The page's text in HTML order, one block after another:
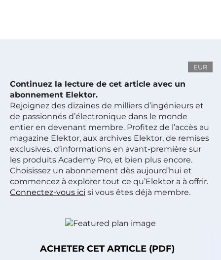
EUR
Continuez la lecture de cet article avec un
abonnement Elektor.
Rejoignez des dizaines de milliers d’ingénieurs et
de passionnés d’électronique dans le monde
entier en devenant membre. Profitez de l’accès au
magazine Elektor, aux archives Elektor, de remises
exclusives, d’informations en avant-première sur
les produits Academy Pro, et bien plus encore.
Choisissez un abonnement dès aujourd’hui et
commencez à explorer tout ce qu’Elektor a à offrir.
Connectez-vous ici si vous êtes déjà membre.
ACHETER CET ARTICLE (PDF)